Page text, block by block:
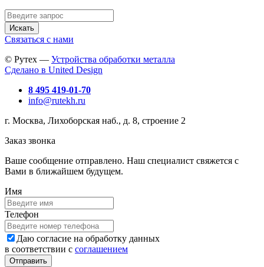
Искать
Связаться с нами
© Рутех — Устройства обработки металла
Сделано в United Design
8 495 419-01-70
info@rutekh.ru
г. Москва, Лихоборская наб., д. 8, строение 2
Заказ звонка
Ваше сообщение отправлено. Наш специалист свяжется с
Вами в ближайшем будущем.
Имя
Телефон
Даю согласие на обработку данных
в соответствии с соглашением